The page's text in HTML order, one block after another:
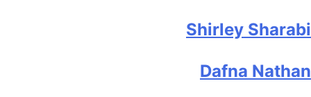
Shirley Sharabi
Dafna Nathan